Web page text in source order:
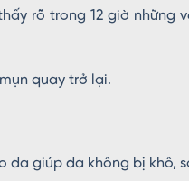
rõ trong 12 giờ những
quay trở lại.
da giúp da không bị khô,